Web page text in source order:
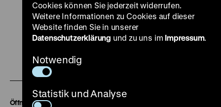
Zu
Instagram
Seite
Zu
YouTube
Zu
Zu
Zu
Soundcloud
Öffnungszeiten
Cookies können Sie jederzeit widerrufen.
Weitere Informationen zu Cookies auf dieser
Website finden Sie in unserer
Datenschutzerklärung und zu uns im Impressum.
Notwendig
Statistik und Analyse